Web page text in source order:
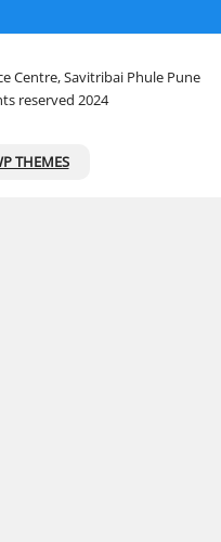
Centre, Savitribai Phule Pune
reserved 2024
THEMES